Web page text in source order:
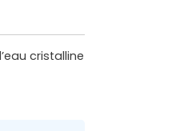
cristalline